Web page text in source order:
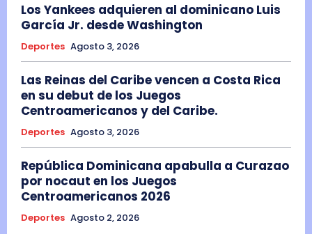
Los Yankees adquieren al dominicano Luis
García Jr. desde Washington
Deportes Agosto 3, 2026
Las Reinas del Caribe vencen a Costa Rica
en su debut de los Juegos
Centroamericanos y del Caribe.
Deportes Agosto 3, 2026
República Dominicana apabulla a Curazao
por nocaut en los Juegos
Centroamericanos 2026
Deportes Agosto 2, 2026